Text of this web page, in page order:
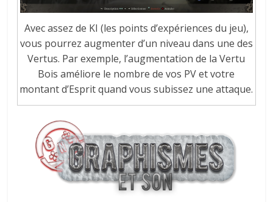
Avec assez de KI (les points d’expériences du jeu),
vous pourrez augmenter d’un niveau dans une des
Vertus. Par exemple, l’augmentation de la Vertu
Bois améliore le nombre de vos PV et votre
montant d’Esprit quand vous subissez une attaque.